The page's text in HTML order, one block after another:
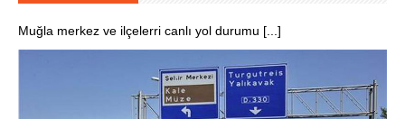
Muğla merkez ve ilçelerri canlı yol durumu [...]